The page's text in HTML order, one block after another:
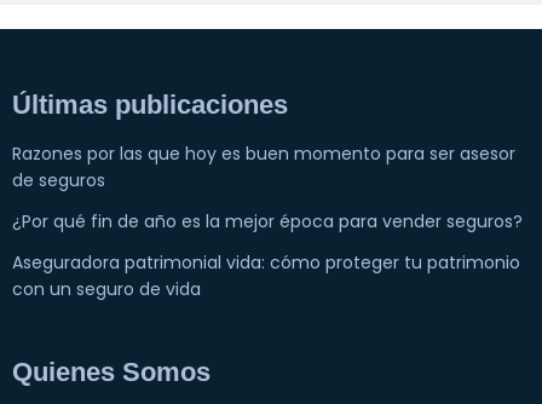
Últimas publicaciones
Razones por las que hoy es buen momento para ser asesor
de seguros
¿Por qué fin de año es la mejor época para vender seguros?
Aseguradora patrimonial vida: cómo proteger tu patrimonio
con un seguro de vida
Quienes Somos